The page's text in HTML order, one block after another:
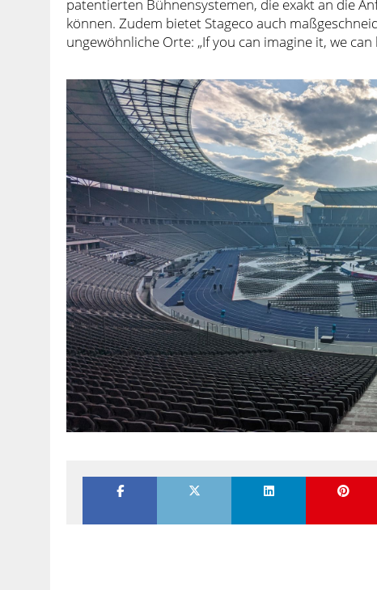
patentierten Bühnensystemen, die exakt an die
können. Zudem bietet Stageco auch
ungewöhnliche Orte: „If you can imagine it, we can